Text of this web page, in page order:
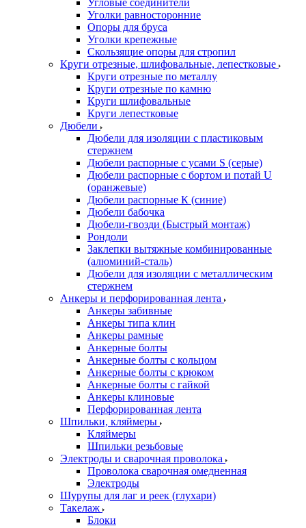
Угловые соединители
Уголки равносторонние
Опоры для бруса
Уголки крепежные
Скользящие опоры для стропил
Круги отрезные, шлифовальные, лепестковые
Круги отрезные по металлу
Круги отрезные по камню
Круги шлифовальные
Круги лепестковые
Дюбели
Дюбели для изоляции с пластиковым
стержнем
Дюбели распорные с усами S (серые)
Дюбели распорные c бортом и потай U
(оранжевые)
Дюбели распорные К (синие)
Дюбели бабочка
Дюбели-гвозди (Быстрый монтаж)
Рондоли
Заклепки вытяжные комбинированные
(алюминий-сталь)
Дюбели для изоляции с металлическим
стержнем
Анкеры и перфорированная лента
Анкеры забивные
Анкеры типа клин
Анкеры рамные
Анкерные болты
Анкерные болты с кольцом
Анкерные болты с крюком
Анкерные болты с гайкой
Анкеры клиновые
Перфорированная лента
Шпильки, кляймеры
Кляймеры
Шпильки резьбовые
Электроды и сварочная проволока
Проволока сварочная омедненная
Электроды
Шурупы для лаг и реек (глухари)
Такелаж
Блоки